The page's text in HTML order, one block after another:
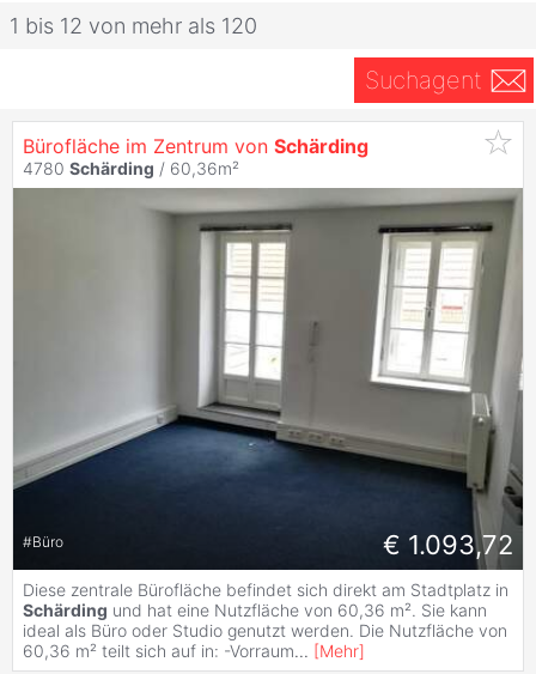
1 bis 12 von mehr als 120
Suchagent
Bürofläche im Zentrum von Schärding
4780 Schärding / 60,36m²
#Büro € 1.093,72
Diese zentrale Bürofläche befindet sich direkt am Stadtplatz in
Schärding und hat eine Nutzfläche von 60,36 m². Sie kann
ideal als Büro oder Studio genutzt werden. Die Nutzfläche von
60,36 m² teilt sich auf in: -Vorraum... [Mehr]